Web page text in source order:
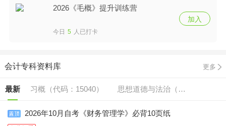
2026《毛概》提升训练营
今日 5 人已打卡
加入
会计专科资料库 更多
最新 习概（代码：15040） 思想道德与法治（代
码:15042）
毛概（代码:15041） 英语（二/专升本）
2026年10月自考《财务管理学》必背10页纸